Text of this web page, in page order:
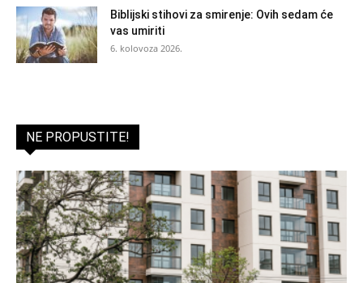
Biblijski stihovi za smirenje: Ovih sedam će
vas umiriti
6. kolovoza 2026.
NE PROPUSTITE!